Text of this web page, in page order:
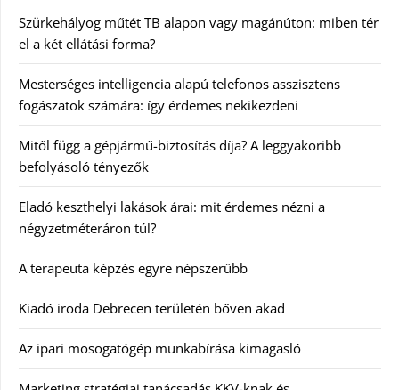
Szürkehályog műtét TB alapon vagy magánúton: miben tér
el a két ellátási forma?
Mesterséges intelligencia alapú telefonos asszisztens
fogászatok számára: így érdemes nekikezdeni
Mitől függ a gépjármű-biztosítás díja? A leggyakoribb
befolyásoló tényezők
Eladó keszthelyi lakások árai: mit érdemes nézni a
négyzetméteráron túl?
A terapeuta képzés egyre népszerűbb
Kiadó iroda Debrecen területén bőven akad
Az ipari mosogatógép munkabírása kimagasló